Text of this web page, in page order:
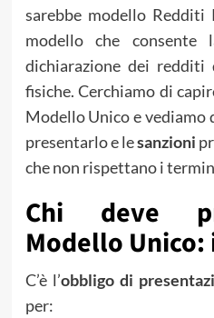
sarebbe modello Redditi
modello che consente
dichiarazione dei redditi
fisiche. Cerchiamo di
Modello Unico e
presentarlo e lesanzioni
che non rispettano i
Chi deve
Modello
C’è l’obbligo di pr
per: